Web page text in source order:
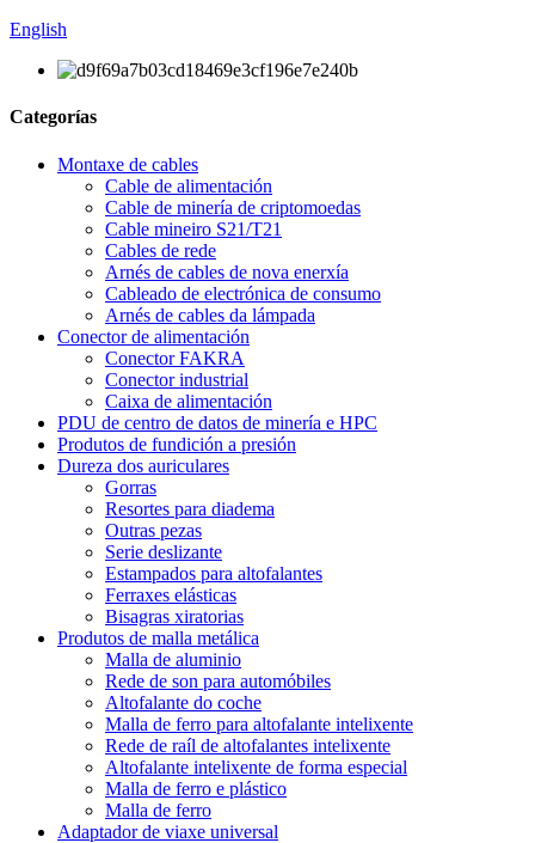
English
Categorías
Montaxe de cables
Cable de alimentación
Cable de minería de criptomoedas
Cable mineiro S21/T21
Cables de rede
Arnés de cables de nova enerxía
Cableado de electrónica de consumo
Arnés de cables da lámpada
Conector de alimentación
Conector FAKRA
Conector industrial
Caixa de alimentación
PDU de centro de datos de minería e HPC
Produtos de fundición a presión
Dureza dos auriculares
Gorras
Resortes para diadema
Outras pezas
Serie deslizante
Estampados para altofalantes
Ferraxes elásticas
Bisagras xiratorias
Produtos de malla metálica
Malla de aluminio
Rede de son para automóbiles
Altofalante do coche
Malla de ferro para altofalante intelixente
Rede de raíl de altofalantes intelixente
Altofalante intelixente de forma especial
Malla de ferro e plástico
Malla de ferro
Adaptador de viaxe universal